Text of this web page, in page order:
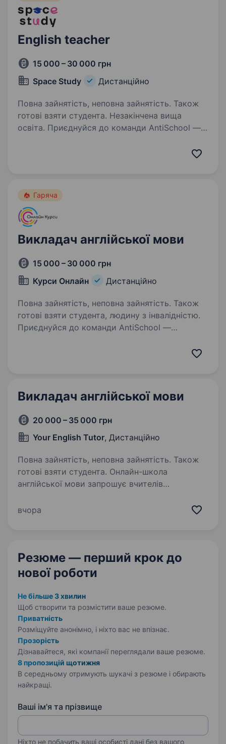
English teacher
15 000 – 30 000 грн
Space Study
Дистанційно
Повна зайнятість, неповна зайнятість. Також
готові взяти студента. Незакінчена вища
освіта. Приєднуйся до команди AntiSchool —
професійного росту? Ми —…
Гаряча
Викладач англійської мови
15 000 – 30 000 грн
Курси Онлайн
Дистанційно
Повна зайнятість, неповна зайнятість. Також
готові взяти студента, людину з інвалідністю.
Приєднуйся до команди AntiSchool —
проєкті Онлайн Курси! Цікавить? Достатньо
Викладач англійської мови
20 000 – 35 000 грн
Your English Tutor, Дистанційно
Повна зайнятість, неповна зайнятість. Також
готові взяти студента. Онлайн-школа
англійської мови запрошує вчителів
занятість Пріоритет — викладачі з Запоріжжя
вчора
Резюме — перший крок до
нової роботи
Не більше 3 хвилин
Щоб створити та розмістити ваше резюме.
Приватність
Розміщуйте анонімно, і ніхто вас не впізнає.
Прозорість
Дізнавайтеся, які компанії переглядали ваше резюме.
8 пропозицій щотижня
В середньому отримують шукачі з резюме і обирають
найкращі.
Ваші ім'я та прізвище
Ніхто не побачить ваші особисті дані без вашого